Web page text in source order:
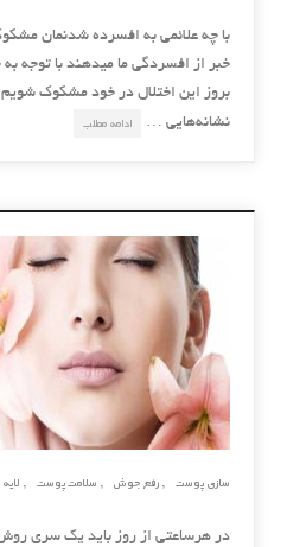
با چه علائمی به افسرده شدنمان
خبر از افسردگی ما میدهند با توجه به
بروز این اختلال در خود مشکوک
نشانه‌هایی …
ادامه مطلب
سازی پوست
, رفع جوش , سلامت پوست ,
در هرساعتی از روز باید یک سری